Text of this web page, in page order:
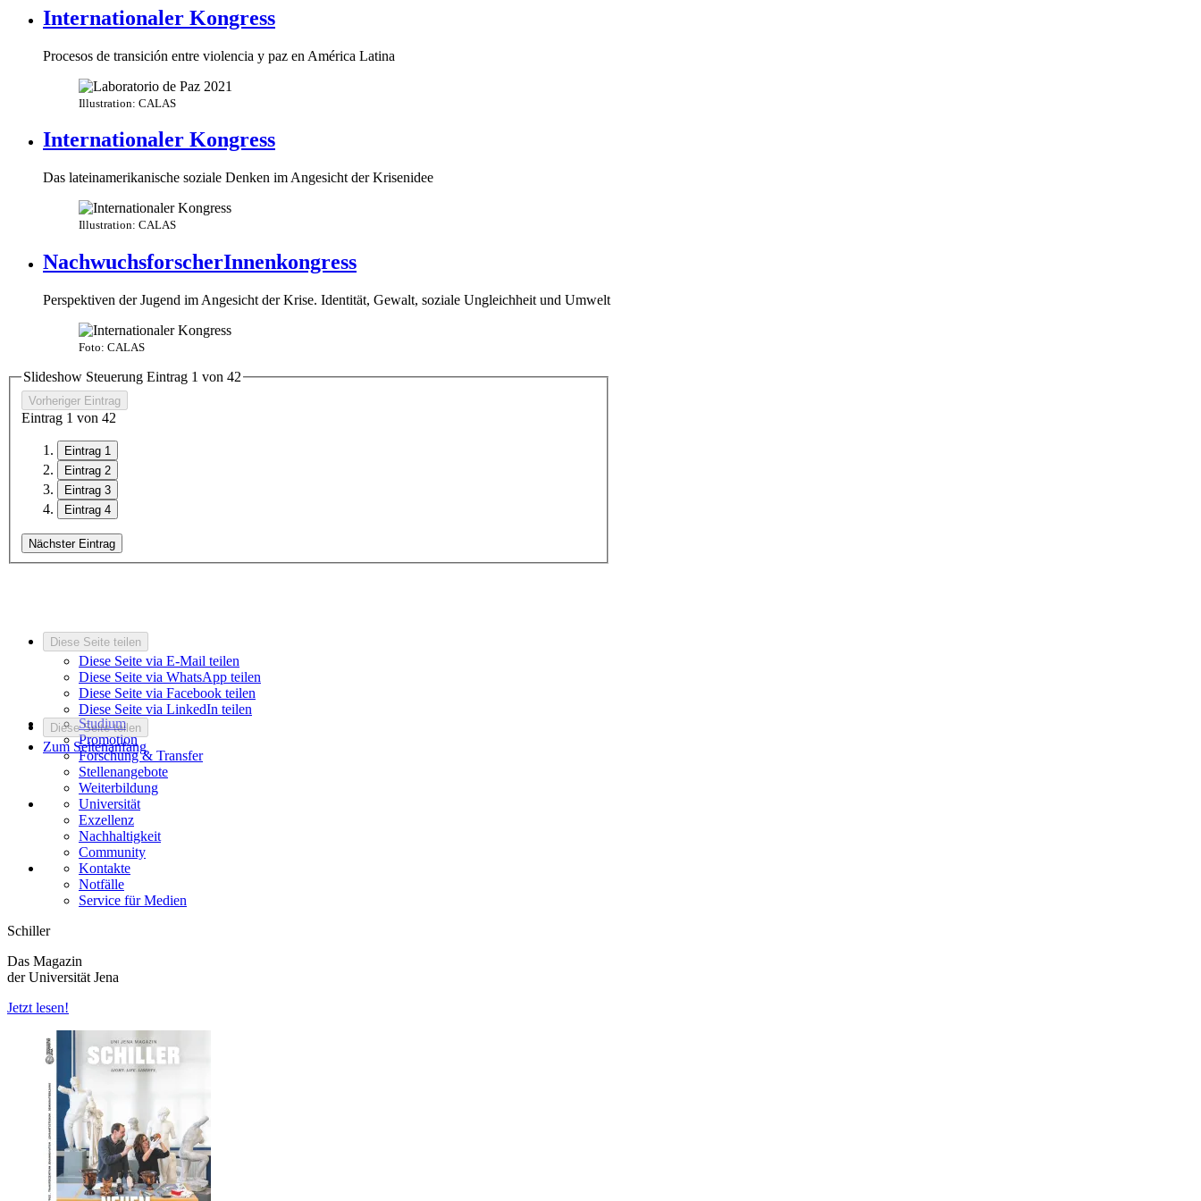
Internationaler Kongress
Procesos de transición entre violencia y paz en América Latina
Illustration: CALAS
Internationaler Kongress
Das lateinamerikanische soziale Denken im Angesicht der Krisenidee
Illustration: CALAS
NachwuchsforscherInnenkongress
Perspektiven der Jugend im Angesicht der Krise. Identität, Gewalt, soziale Ungleichheit und Umwelt
Foto: CALAS
Slideshow Steuerung Eintrag 1 von 42
Vorheriger Eintrag
Eintrag 1 von 42
Eintrag 1
Eintrag 2
Eintrag 3
Eintrag 4
Nächster Eintrag
Diese Seite teilen
Diese Seite via E-Mail teilen
Diese Seite via WhatsApp teilen
Diese Seite via Facebook teilen
Diese Seite via LinkedIn teilen
Diese Seite teilen
Zum Seitenanfang
Studium
Promotion
Forschung & Transfer
Stellenangebote
Weiterbildung
Universität
Exzellenz
Nachhaltigkeit
Community
Kontakte
Notfälle
Service für Medien
Schiller
Das Magazin
der Universität Jena
Jetzt lesen!